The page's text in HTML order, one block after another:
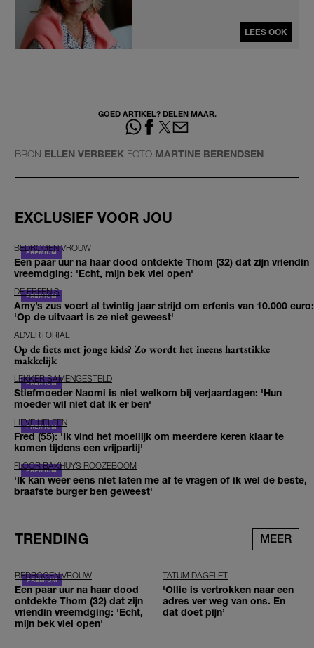
LEES OOK
GOED ARTIKEL? DELEN MAAR.
BRON ELLEN VERBEEK FOTO MARTINE BERENDSEN
EXCLUSIEF VOOR JOU
BEDROGEN VROUW
Een paar uur na haar dood ontdekte Thom (32) dat zijn vriendin
vreemdging: 'Echt, mijn bek viel open'
DE ERFENIS
Amy’s zus voert al twintig jaar strijd om erfenis van 10.000 euro:
'Op de uitvaart is ze niet geweest'
ADVERTORIAL
Op de fiets met jonge kids? Zo wordt het ineens hartstikke
makkelijk
LEKKER SAMENGESTELD
Stiefmoeder Naomi is niet welkom bij verjaardagen: 'Hun
moeder wil niet dat ik er ben'
LIEVE HELEEN
Fred (55): 'Ik vind het moeilijk om meerdere keren klaar te
komen tijdens een vrijpartij'
FLOOR BAKHUYS ROOZEBOOM
'Ik kan weer eens niet laten me af te vragen of ik wel de beste,
braafste burger ben geweest'
TRENDING MEER
BEDROGEN VROUW
Een paar uur na haar dood
ontdekte Thom (32) dat zijn
vriendin vreemdging: 'Echt,
mijn bek viel open'
TATUM DAGELET
'Ollie is vertrokken naar een
adres ver weg van ons. En
dat doet pijn’